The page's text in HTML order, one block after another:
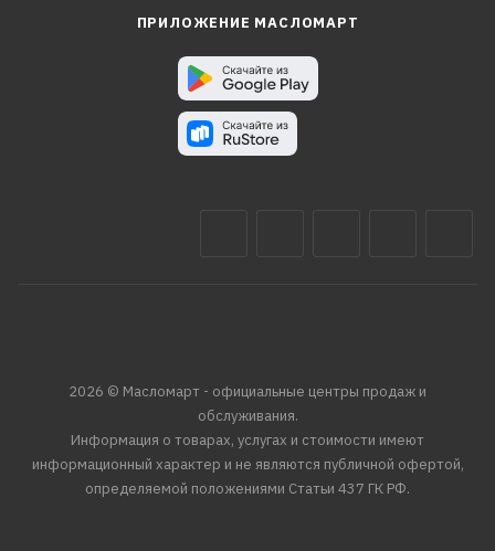
ПРИЛОЖЕНИЕ МАСЛОМАРТ
2026 © Масломарт - официальные центры продаж и
обслуживания.
Информация о товарах, услугах и стоимости имеют
информационный характер и не являются публичной офертой,
определяемой положениями Статьи 437 ГК РФ.